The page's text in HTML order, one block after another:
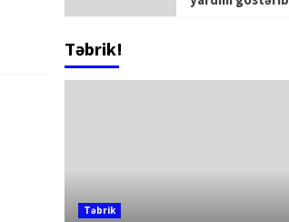
Təbrik!
Təbrik